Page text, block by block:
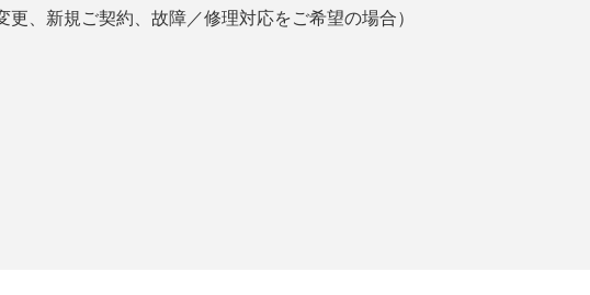
、新規ご契約、故障／修理対応をご希望の場合）